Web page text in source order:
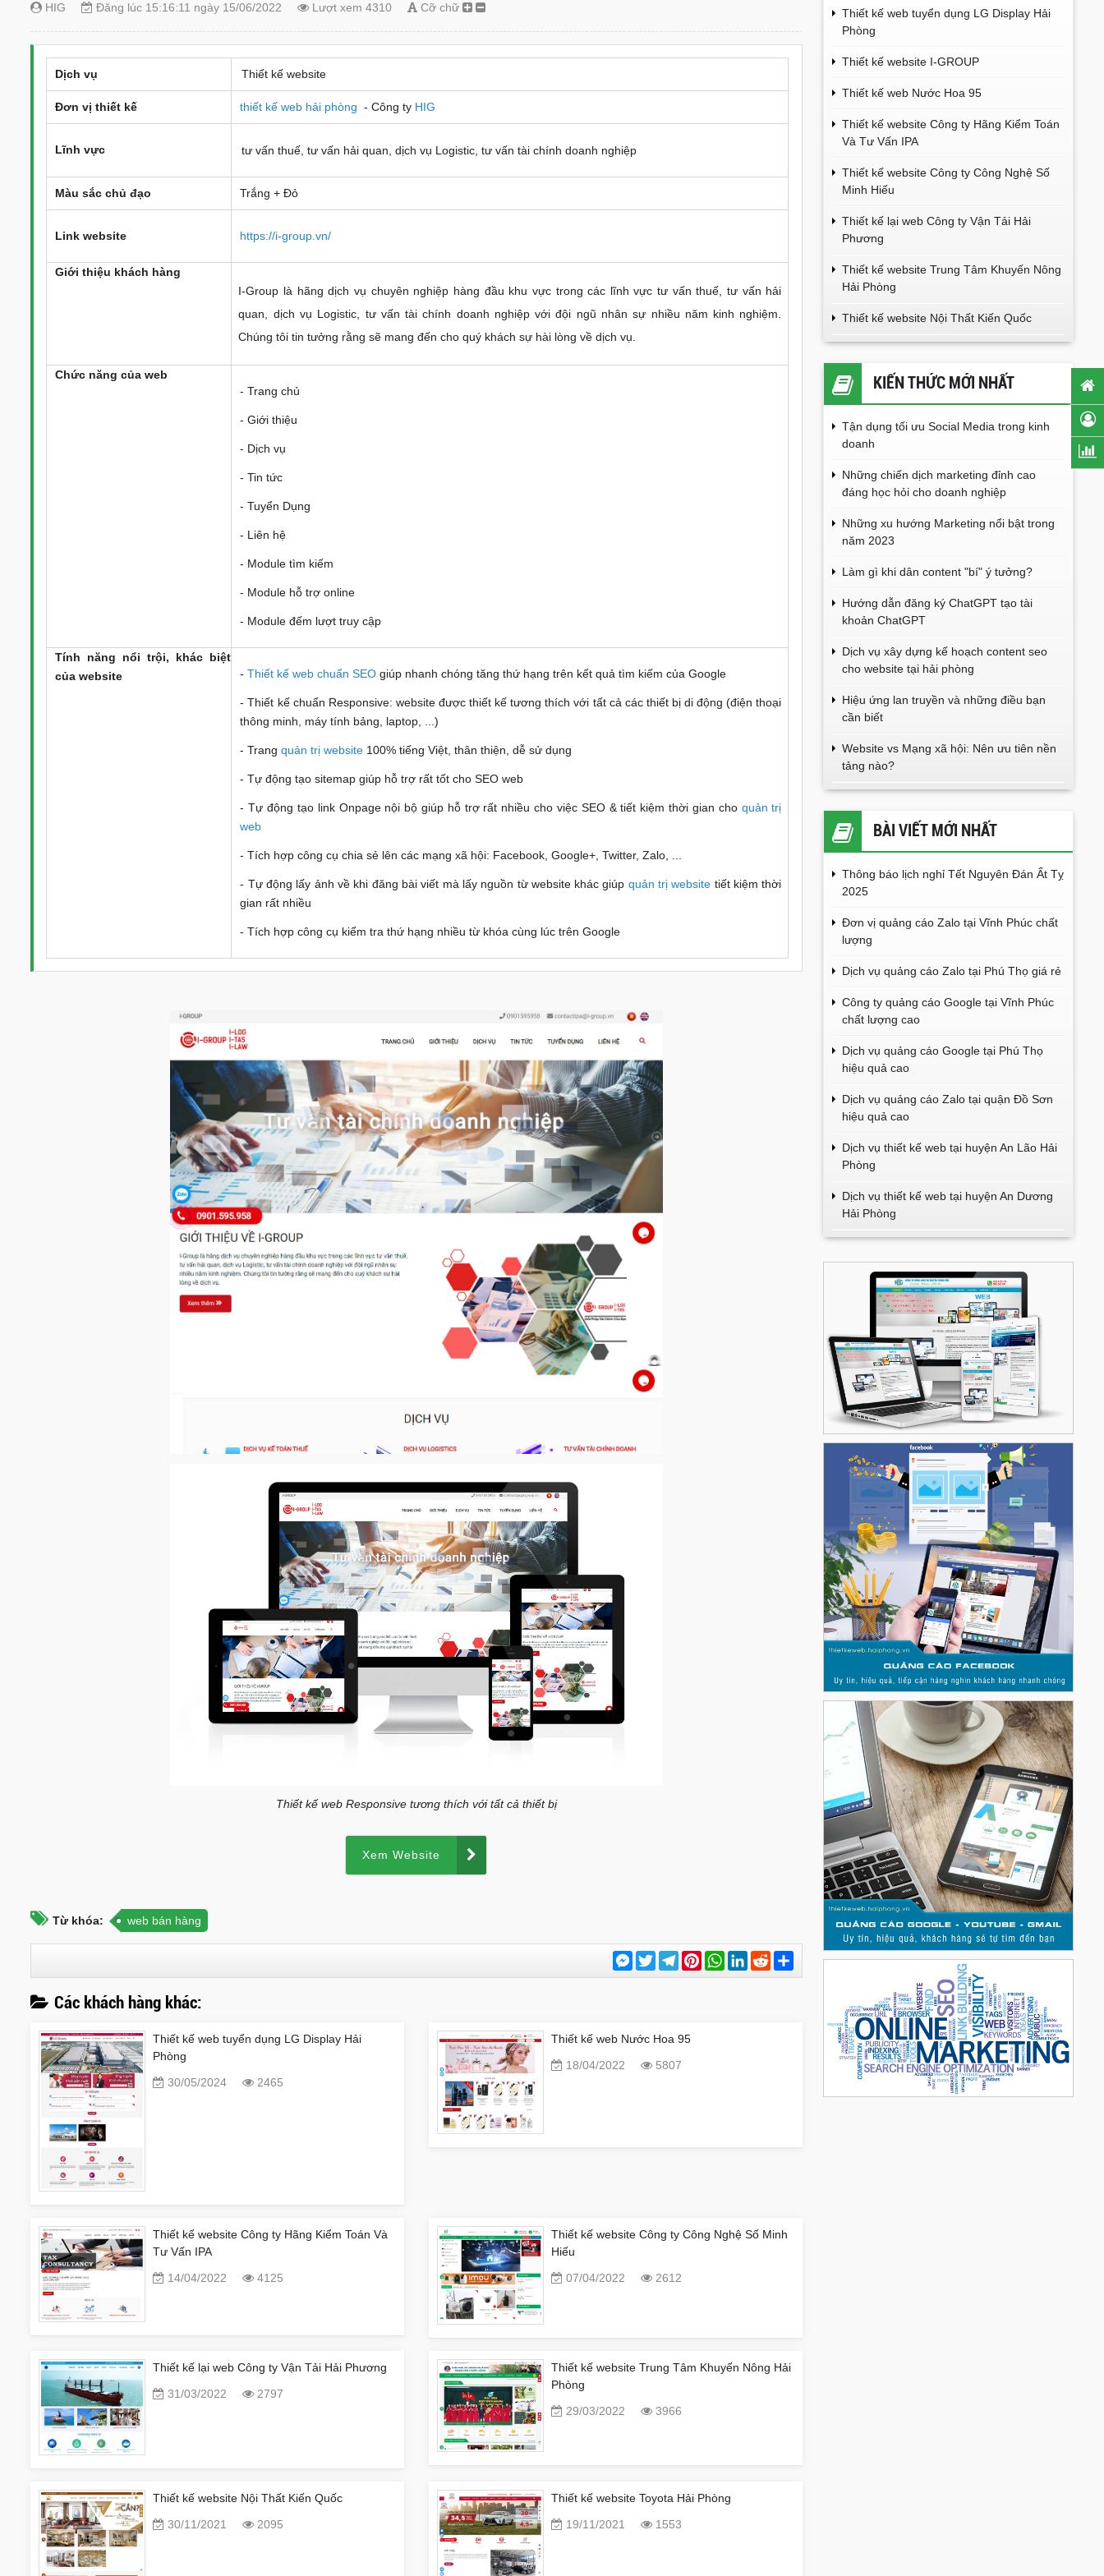
HIG Đăng lúc 15:16:11 ngày 15/06/2022 Lượt xem 4310 Cỡ chữ
Dịch vụ Thiết kế website
Đơn vị thiết kế thiết kế web hải phòng - Công ty HIG
Lĩnh vực tư vấn thuế, tư vấn hải quan, dịch vụ Logistic, tư vấn tài chính doanh nghiệp
Màu sắc chủ đạo Trắng + Đỏ
Link website https://i-group.vn/
Giới thiệu khách hàng
I-Group là hãng dịch vụ chuyên nghiệp hàng đầu khu vực trong các lĩnh vực tư vấn thuế, tư vấn hải
quan, dịch vụ Logistic, tư vấn tài chính doanh nghiệp với đội ngũ nhân sự nhiều năm kinh nghiệm.
Chúng tôi tin tưởng rằng sẽ mang đến cho quý khách sự hài lòng về dịch vụ.
Chức năng của web
- Trang chủ
- Giới thiệu
- Dịch vụ
- Tin tức
- Tuyển Dụng
- Liên hệ
- Module tìm kiếm
- Module hỗ trợ online
- Module đếm lượt truy cập
Tính năng nổi trội, khác biệt
của website
-Thiết kế web chuẩn SEO giúp nhanh chóng tăng thứ hạng trên kết quả tìm kiếm của Google
- Thiết kế chuẩn Responsive: website được thiết kế tương thích với tất cả các thiết bị di động (điện thoại
thông minh, máy tính bảng, laptop, ...)
- Trangquản trị website 100% tiếng Việt, thân thiện, dễ sử dụng
- Tự động tạo sitemap giúp hỗ trợ rất tốt cho SEO web
- Tự động tạo link Onpage nội bộ giúp hỗ trợ rất nhiều cho việc SEO & tiết kiệm thời gian cho quản trị
web
- Tích hợp công cụ chia sẻ lên các mạng xã hội: Facebook, Google+, Twitter, Zalo, ...
- Tự động lấy ảnh về khi đăng bài viết mà lấy nguồn từ website khác giúp quản trị website tiết kiệm thời
gian rất nhiều
- Tích hợp công cụ kiểm tra thứ hạng nhiều từ khóa cùng lúc trên Google
Thiết kế web Responsive tương thích với tất cả thiết bị
Xem Website
Từ khóa: web bán hàng
Messenger
TwitterTelegramPinterestWhatsApp
LinkedInReddit
sẻ
Các khách hàng khác:
Thiết kế web tuyển dụng LG Display Hải
Phòng
30/05/2024
2465
Thiết kế web Nước Hoa 95
18/04/2022
5807
Thiết kế website Công ty Hãng Kiểm Toán Và
Tư Vấn IPA
14/04/2022
4125
Thiết kế website Công ty Công Nghệ Số Minh
Hiếu
07/04/2022
2612
Thiết kế lại web Công ty Vận Tải Hải Phương
31/03/2022
2797
Thiết kế website Trung Tâm Khuyến Nông Hải
Phòng
29/03/2022
3966
Thiết kế website Nội Thất Kiến Quốc
30/11/2021
2095
Thiết kế website Toyota Hải Phòng
19/11/2021
1553
Thiết kế web tuyển dụng LG Display Hải
Phòng
Thiết kế website I-GROUP
Thiết kế web Nước Hoa 95
Thiết kế website Công ty Hãng Kiểm Toán
Và Tư Vấn IPA
Thiết kế website Công ty Công Nghệ Số
Minh Hiếu
Thiết kế lại web Công ty Vận Tải Hải
Phương
Thiết kế website Trung Tâm Khuyến Nông
Hải Phòng
Thiết kế website Nội Thất Kiến Quốc
KIẾN THỨC MỚI NHẤT
Tận dụng tối ưu Social Media trong kinh
doanh
Những chiến dịch marketing đỉnh cao
đáng học hỏi cho doanh nghiệp
Những xu hướng Marketing nổi bật trong
năm 2023
Làm gì khi dân content "bí" ý tưởng?
Hướng dẫn đăng ký ChatGPT tạo tài
khoản ChatGPT
Dịch vụ xây dựng kế hoạch content seo
cho website tại hải phòng
Hiệu ứng lan truyền và những điều bạn
cần biết
Website vs Mạng xã hội: Nên ưu tiên nền
tảng nào?
BÀI VIẾT MỚI NHẤT
Thông báo lịch nghỉ Tết Nguyên Đán Ất Tỵ
2025
Đơn vị quảng cáo Zalo tại Vĩnh Phúc chất
lượng
Dịch vụ quảng cáo Zalo tại Phú Thọ giá rẻ
Công ty quảng cáo Google tại Vĩnh Phúc
chất lượng cao
Dịch vụ quảng cáo Google tại Phú Thọ
hiệu quả cao
Dịch vụ quảng cáo Zalo tại quận Đồ Sơn
hiệu quả cao
Dịch vụ thiết kế web tại huyện An Lão Hải
Phòng
Dịch vụ thiết kế web tại huyện An Dương
Hải Phòng